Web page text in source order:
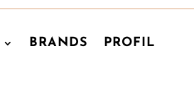
BRANDS PROFIL